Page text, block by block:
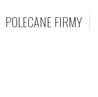
POLECANE FIRMY